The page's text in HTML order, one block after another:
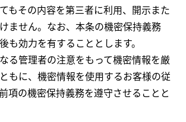
もその内容を第三者に利用、開示また
ません。なお、本条の機密保持義務
も効力を有することとします。
る管理者の注意をもって機密情報を厳
もに、機密情報を使用するお客様の従
項の機密保持義務を遵守させることと